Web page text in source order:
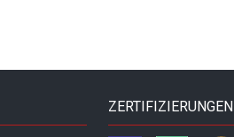
ZERTIFIZIERUNGEN